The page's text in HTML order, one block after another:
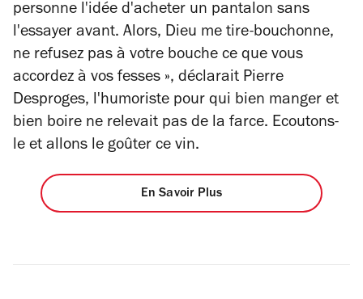
personne l'idée d'acheter un pantalon sans
l'essayer avant. Alors, Dieu me tire-bouchonne,
ne refusez pas à votre bouche ce que vous
accordez à vos fesses », déclarait Pierre
Desproges, l'humoriste pour qui bien manger et
bien boire ne relevait pas de la farce. Ecoutons-
le et allons le goûter ce vin.
En Savoir Plus